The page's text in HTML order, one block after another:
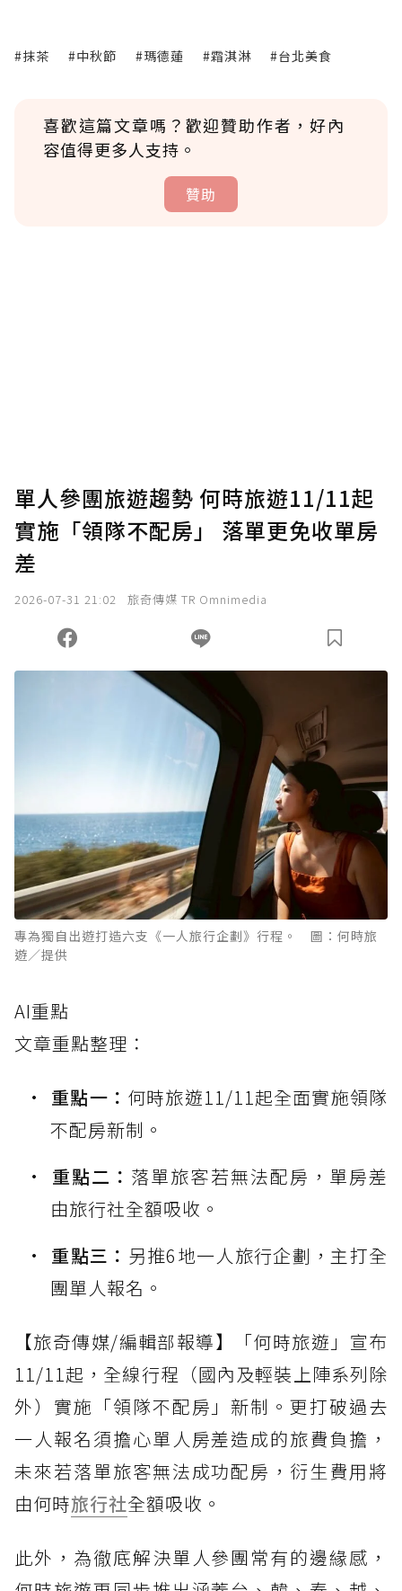
#抹茶 #中秋節 #瑪德蓮 #霜淇淋 #台北美食
喜歡這篇文章嗎？歡迎贊助作者，好內
容值得更多人支持。
贊助
確認送出
您當前剩餘 U 利點數：0點；前往 購買點數
單人參團旅遊趨勢 何時旅遊11/11起
實施「領隊不配房」 落單更免收單房
差
2026-07-31 21:02 旅奇傳媒 TR Omnimedia
專為獨自出遊打造六支《一人旅行企劃》行程。 圖：何時旅
遊／提供
AI重點
文章重點整理：
重點一： 何時旅遊11/11起全面實施領隊
不配房新制。
重點二： 落單旅客若無法配房，單房差
由旅行社全額吸收。
重點三： 另推6地一人旅行企劃，主打全
團單人報名。
【旅奇傳媒/編輯部報導】「何時旅遊」宣布
11/11起，全線行程（國內及輕裝上陣系列除
外）實施「領隊不配房」新制。更打破過去
一人報名須擔心單人房差造成的旅費負擔，
未來若落單旅客無法成功配房，衍生費用將
由何時旅行社全額吸收。
此外，為徹底解決單人參團常有的邊緣感，